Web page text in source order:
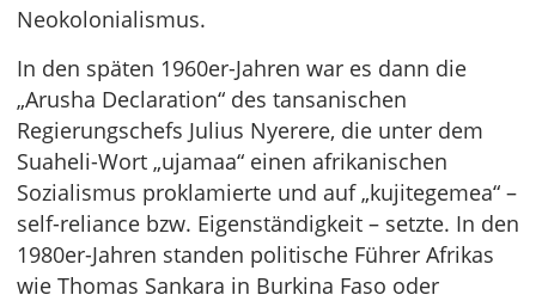
Neokolonialismus.
In den späten 1960er-Jahren war es dann die
„Arusha Declaration“ des tansanischen
Regierungschefs Julius Nyerere, die unter dem
Suaheli-Wort „ujamaa“ einen afrikanischen
Sozialismus proklamierte und auf „kujitegemea“ –
self-reliance bzw. Eigenständigkeit – setzte. In den
1980er-Jahren standen politische Führer Afrikas
wie Thomas Sankara in Burkina Faso oder